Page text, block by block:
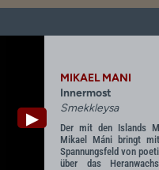
▶
MIKAEL MANI
Innermost
Smekkleysa
Der mit den Islands
Mikael Máni bringt
Spannungsfeld von
über das